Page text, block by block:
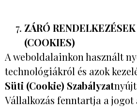
ZÁRÓ
(COOKIES)
A weboldalainkon használt
technológiákról és azok
Süti (Cookie) Szabályzat
Vállalkozás fenntartja a jogot